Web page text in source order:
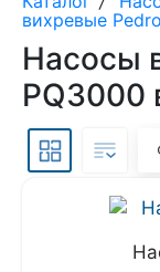
вихревые
Насосы
PQ3000